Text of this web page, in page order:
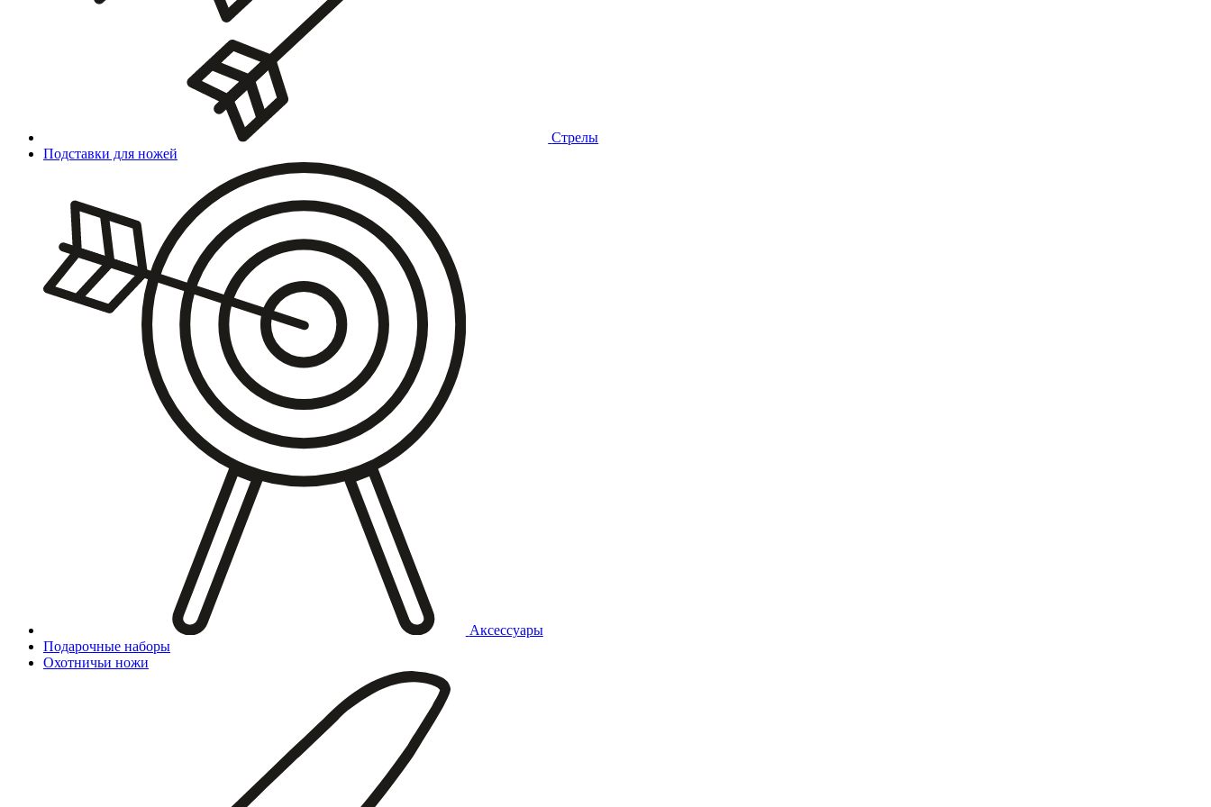
Стрелы
Подставки для ножей
Аксессуары
Подарочные наборы
Охотничьи ножи